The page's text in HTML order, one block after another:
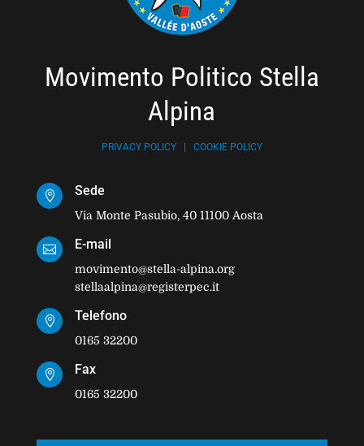
Movimento Politico Stella
Alpina
PRIVACY POLICY| COOKIE POLICY
 Sede
Via Monte Pasubio, 40 11100 Aosta
 E-mail
movimento@stella-alpina.org
stellaalpina@registerpec.it
 Telefono
0165 32200
 Fax
0165 32200